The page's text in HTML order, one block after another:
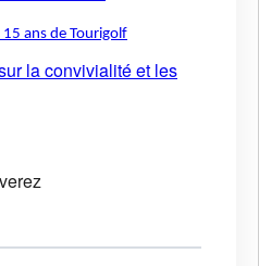
ans de Tourigolf
la convivialité et les